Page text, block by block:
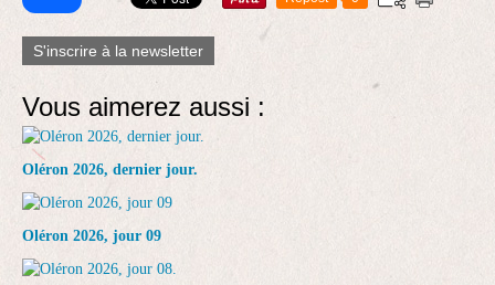
S'inscrire à la newsletter
Vous aimerez aussi :
Oléron 2026, dernier jour.
Oléron 2026, jour 09